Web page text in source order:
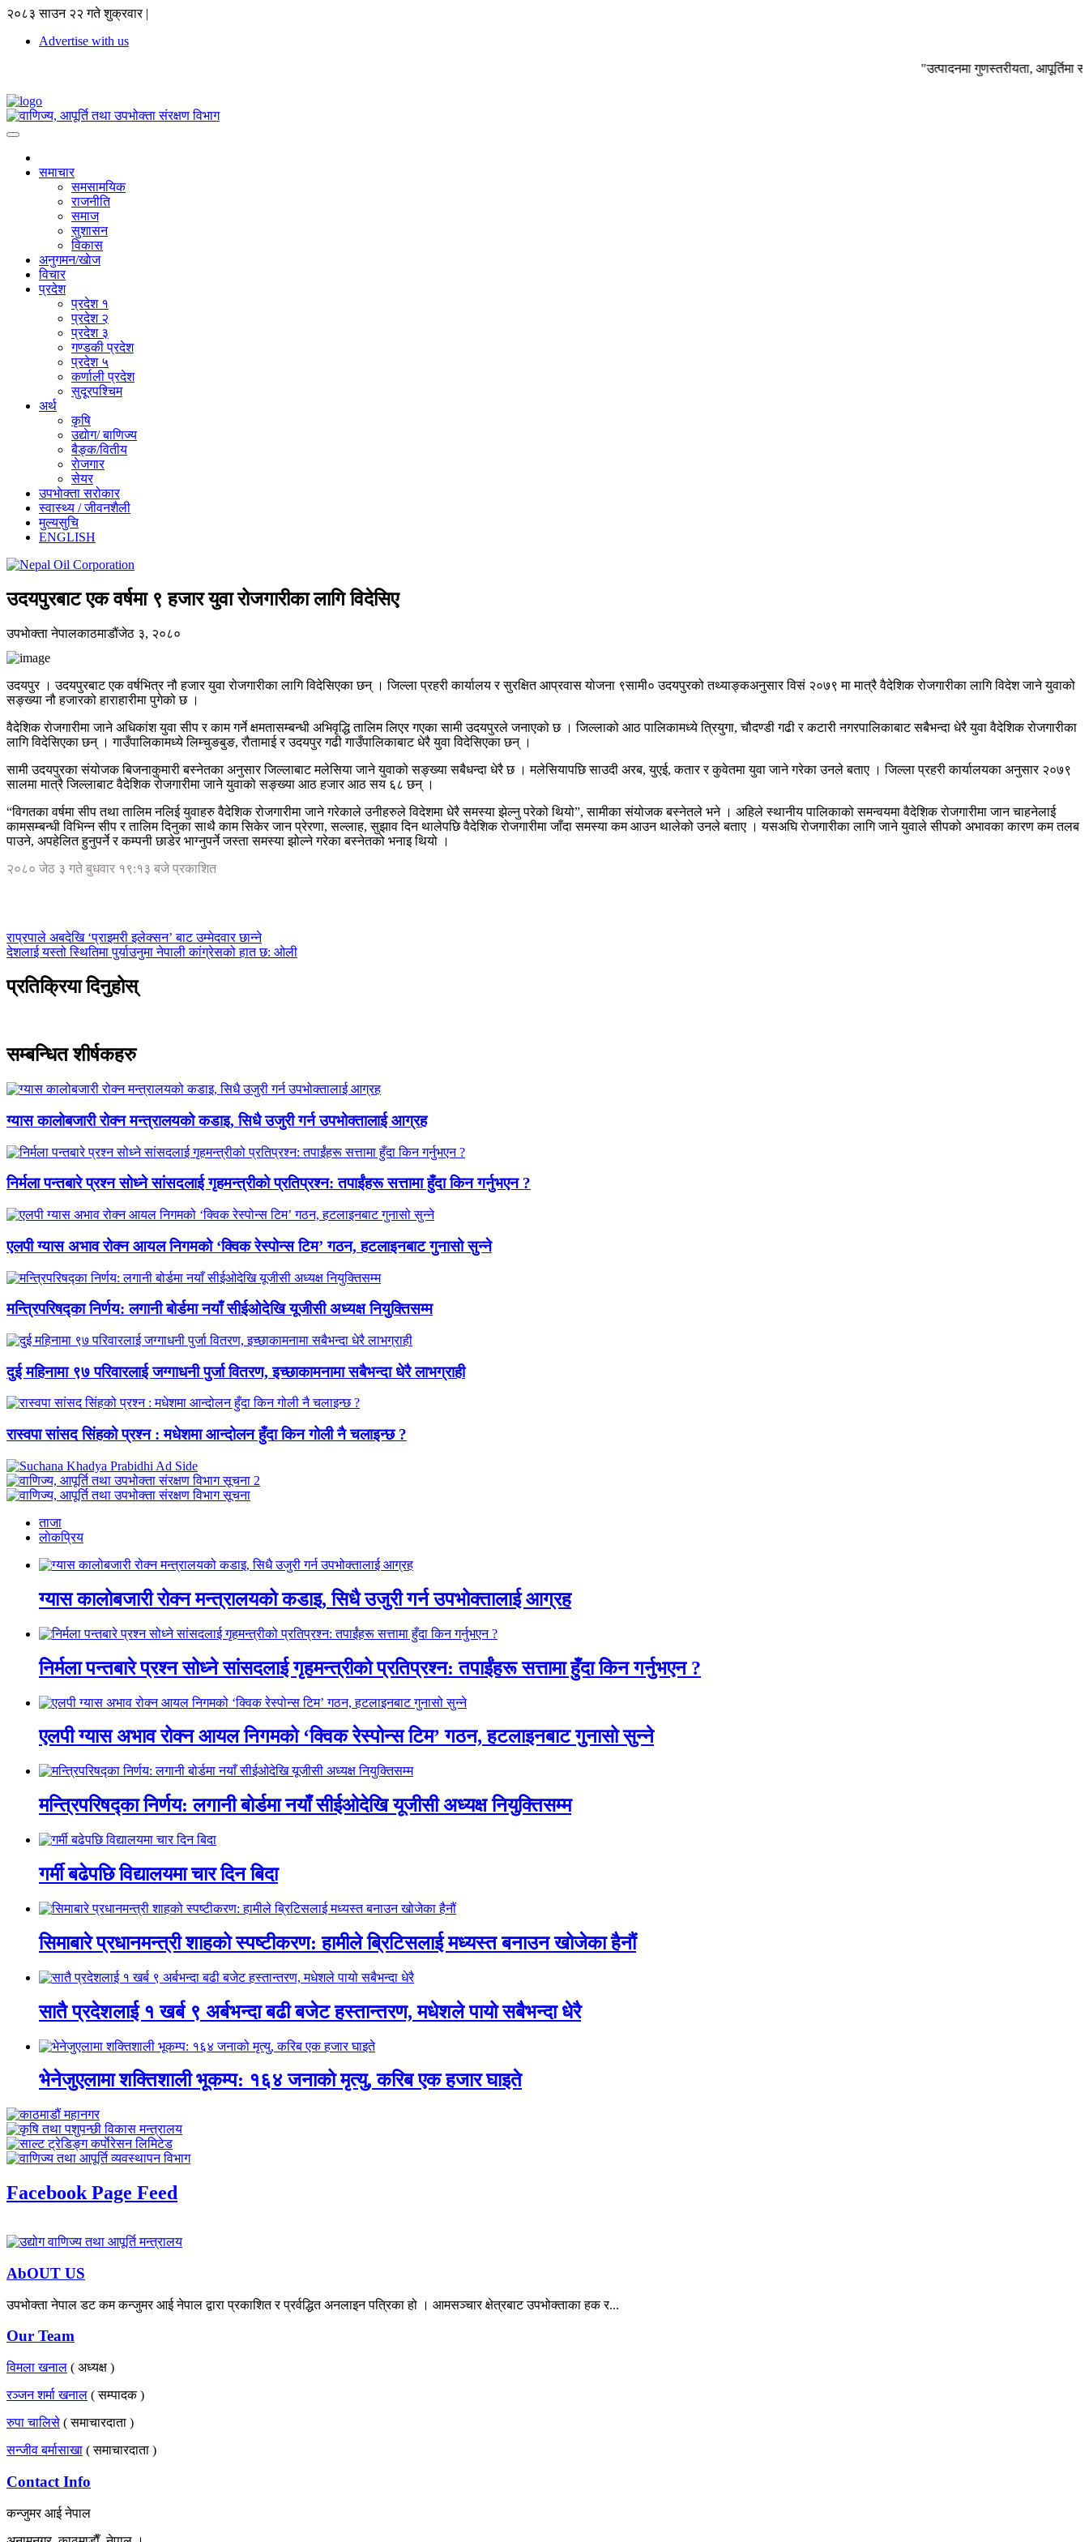
२०८३ साउन २२ गते शुक्रवार |
Advertise with us
"उत्पादनमा गुणस्तरीयता, आपूर्तिमा
समाचार
समसामयिक
राजनीति
समाज
सुशासन
विकास
अनुगमन/खाेज
विचार
प्रदेश
प्रदेश १
प्रदेश २
प्रदेश ३
गण्डकी प्रदेश
प्रदेश ५
कर्णाली प्रदेश
सुदूरपश्चिम
अर्थ
कृषि
उद्याेग/ बाणिज्य
बैङ्क/वितीय
राेजगार
सेयर
उपभाेक्ता सरोकार
स्वास्थ्य / जीवनशैली
मुल्यसुचि
ENGLISH
उदयपुरबाट एक वर्षमा ९ हजार युवा रोजगारीका लागि विदेसिए
उपभाेक्ता नेपालकाठमाडौंजेठ ३, २०८०
उदयपुर । उदयपुरबाट एक वर्षभित्र नौ हजार युवा रोजगारीका लागि विदेसिएका छन् । जिल्ला प्रहरी कार्यालय र सुरक्षित आप्रवास योजना ९सामी० उदयपुरको तथ्याङ्कअनुसार विसं २०७९ मा मात्रै वैदेशिक रोजगारीका लागि विदेश जाने युवाको
सङ्ख्या नौ हजारको हाराहारीमा पुगेको छ ।
वैदेशिक रोजगारीमा जाने अधिकांश युवा सीप र काम गर्ने क्षमतासम्बन्धी अभिवृद्धि तालिम लिएर गएका सामी उदयपुरले जनाएको छ । जिल्लाको आठ पालिकामध्ये त्रियुगा, चौदण्डी गढी र कटारी नगरपालिकाबाट सबैभन्दा धेरै युवा वैदेशिक रोजगारीका
लागि विदेसिएका छन् । गाउँपालिकामध्ये लिम्चुङबुङ, रौतामाई र उदयपुर गढी गाउँपालिकाबाट धेरै युवा विदेसिएका छन् ।
सामी उदयपुरका संयोजक बिजनाकुमारी बस्नेतका अनुसार जिल्लाबाट मलेसिया जाने युवाको सङ्ख्या सबैधन्दा धेरै छ । मलेसियापछि साउदी अरब, युएई, कतार र कुवेतमा युवा जाने गरेका उनले बताए । जिल्ला प्रहरी कार्यालयका अनुसार २०७९
सालमा मात्रै जिल्लाबाट वैदेशिक रोजगारीमा जाने युवाको सङ्ख्या आठ हजार आठ सय ६८ छन् ।
“विगतका वर्षमा सीप तथा तालिम नलिई युवाहरु वैदेशिक रोजगारीमा जाने गरेकाले उनीहरुले विदेशमा धेरै समस्या झेल्नु परेको थियो”, सामीका संयोजक बस्नेतले भने । अहिले स्थानीय पालिकाको समन्वयमा वैदेशिक रोजगारीमा जान चाहनेलाई
कामसम्बन्धी विभिन्न सीप र तालिम दिनुका साथै काम सिकेर जान प्रेरणा, सल्लाह, सुझाव दिन थालेपछि वैदेशिक रोजगारीमा जाँदा समस्या कम आउन थालेको उनले बताए । यसअघि रोजगारीका लागि जाने युवाले सीपको अभावका कारण कम तलब
पाउने, अपहेलित हुनुपर्ने र कम्पनी छाडेर भाग्नुपर्ने जस्ता समस्या झोल्ने गरेका बस्नेतको भनाइ थियो ।
२०८० जेठ ३ गते बुधवार १९:१३ बजे प्रकाशित
राप्रपाले अबदेखि ‘प्राइमरी इलेक्सन’ बाट उम्मेदवार छान्ने
देशलाई यस्तो स्थितिमा पुर्याउनुमा नेपाली कांग्रेसको हात छ: ओली
प्रतिक्रिया दिनुहोस्
सम्बन्धित शीर्षकहरु
ग्यास कालोबजारी रोक्न मन्त्रालयको कडाइ, सिधै उजुरी गर्न उपभोक्तालाई आग्रह
निर्मला पन्तबारे प्रश्न सोध्ने सांसदलाई गृहमन्त्रीको प्रतिप्रश्न: तपाईंहरू सत्तामा हुँदा किन गर्नुभएन ?
एलपी ग्यास अभाव रोक्न आयल निगमको ‘क्विक रेस्पोन्स टिम’ गठन, हटलाइनबाट गुनासो सुन्ने
मन्त्रिपरिषद्का निर्णय: लगानी बोर्डमा नयाँ सीईओदेखि यूजीसी अध्यक्ष नियुक्तिसम्म
दुई महिनामा ९७ परिवारलाई जग्गाधनी पुर्जा वितरण, इच्छाकामनामा सबैभन्दा धेरै लाभग्राही
रास्वपा सांसद सिंहको प्रश्न : मधेशमा आन्दोलन हुँदा किन गोली नै चलाइन्छ ?
ताजा
लाेकप्रिय
ग्यास कालोबजारी रोक्न मन्त्रालयको कडाइ, सिधै उजुरी गर्न उपभोक्तालाई आग्रह
निर्मला पन्तबारे प्रश्न सोध्ने सांसदलाई गृहमन्त्रीको प्रतिप्रश्न: तपाईंहरू सत्तामा हुँदा किन गर्नुभएन ?
एलपी ग्यास अभाव रोक्न आयल निगमको ‘क्विक रेस्पोन्स टिम’ गठन, हटलाइनबाट गुनासो सुन्ने
मन्त्रिपरिषद्का निर्णय: लगानी बोर्डमा नयाँ सीईओदेखि यूजीसी अध्यक्ष नियुक्तिसम्म
गर्मी बढेपछि विद्यालयमा चार दिन बिदा
सिमाबारे प्रधानमन्त्री शाहको स्पष्टीकरण: हामीले ब्रिटिसलाई मध्यस्त बनाउन खोजेका हैनौं
सातै प्रदेशलाई १ खर्ब ९ अर्बभन्दा बढी बजेट हस्तान्तरण, मधेशले पायो सबैभन्दा धेरै
भेनेजुएलामा शक्तिशाली भूकम्प: १६४ जनाको मृत्यु, करिब एक हजार घाइते
Facebook Page Feed
AbOUT US
उपभोक्ता नेपाल डट कम कन्जुमर आई नेपाल द्वारा प्रकाशित र प्रर्वद्धित अनलाइन पत्रिका हो । आमसञ्चार क्षेत्रबाट उपभोक्ताका हक र...
Our Team
विमला खनाल ( अध्यक्ष )
रञ्जन शर्मा खनाल ( सम्पादक )
रुपा चालिसे ( समाचारदाता )
सन्जीव बर्मासाखा ( समाचारदाता )
Contact Info
कन्जुमर आई नेपाल